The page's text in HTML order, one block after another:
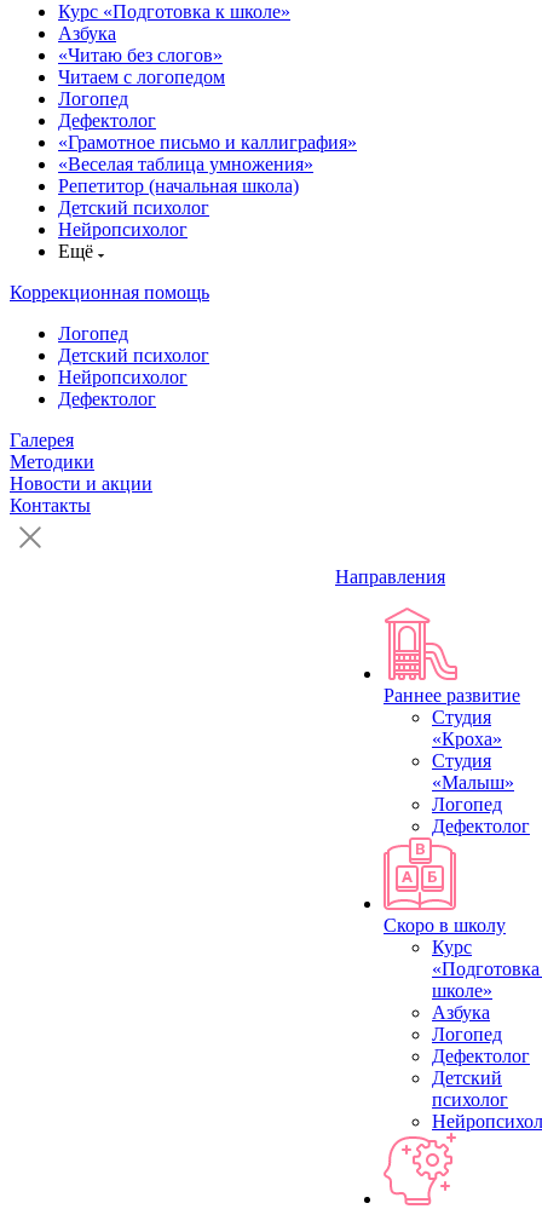
Курс «Подготовка к школе»
Азбука
«Читаю без слогов»
Читаем с логопедом
Логопед
Дефектолог
«Грамотное письмо и каллиграфия»
«Веселая таблица умножения»
Репетитор (начальная школа)
Детский психолог
Нейропсихолог
Ещё
Коррекционная помощь
Логопед
Детский психолог
Нейропсихолог
Дефектолог
Галерея
Методики
Новости и акции
Контакты
Направления
Раннее развитие
Студия
«Кроха»
Студия
«Малыш»
Логопед
Дефектолог
Скоро в школу
Курс
школе»
Азбука
Логопед
Дефектолог
Детский
психолог